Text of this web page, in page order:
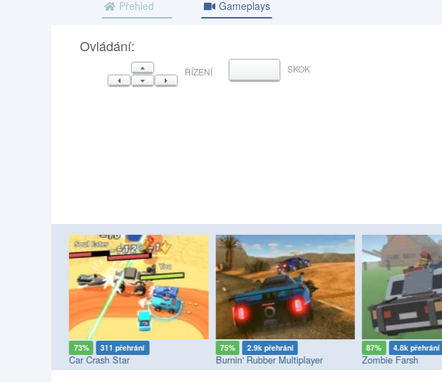
Přehled Gameplays
Ovládání:
NAHORU
VLEVODOLŮVPRAVO
ŘÍZENÍ MEZERNÍKSKOK
73% 311 přehrání
Car Crash Star
75% 2.9k přehrání
Burnin' Rubber Multiplayer
87% 4.8k přehrání
Zombie Farsh